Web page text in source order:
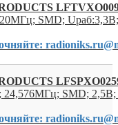
SMD;
24,576МГц; SMD; 2,5В;